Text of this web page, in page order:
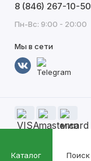
Каталог Поиск
8 (846) 267-10-50
Пн-Вс: 9:00 - 20:00
Мы в сети